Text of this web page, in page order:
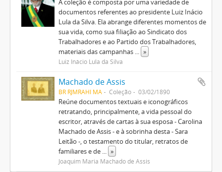
A coleção é composta por uma variedade de
documentos referentes ao presidente Luiz Inácio
Lula da Silva. Ela abrange diferentes momentos de
sua vida, como sua filiação ao Sindicato dos
Trabalhadores e ao Partido dos Trabalhadores,
materiais das campanhas ... »
Luiz Inácio Lula da Silva
Machado de Assis
BR RJMRAHI MA Coleção 03/02/1890
Reúne documentos textuais e iconográficos
retratando, principalmente, a vida pessoal do
escritor, através de cartas à sua esposa - Carolina
Machado de Assis - e à sobrinha desta - Sara
Leitão -, o testamento do titular, retratos de
familiares e de ... »
Joaquim Maria Machado de Assis